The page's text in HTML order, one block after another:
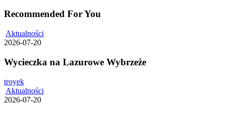
Recommended For You
Aktualności
Wybrzeże
2026-07-20
Wycieczka na Lazurowe Wybrzeże
troyek
Aktualności
2026-07-20